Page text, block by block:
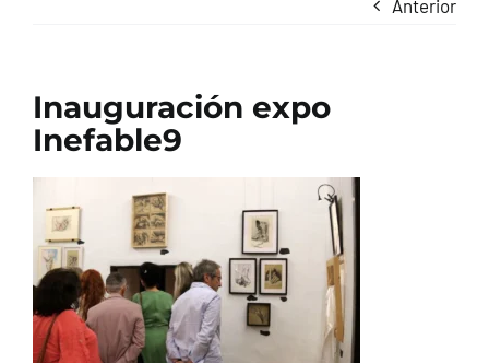
TURISMO
CONTACTO
Anterior
Inauguración expo
Inefable9